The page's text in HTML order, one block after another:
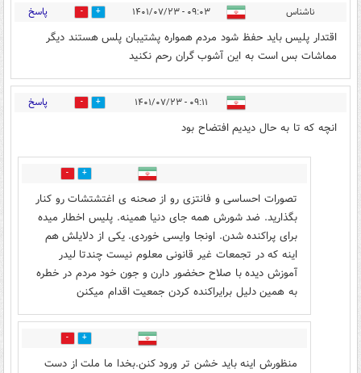
ناشناس ۰۹:۰۳ - ۱۴۰۱/۰۷/۲۳ 22 پاسخ
اقتدار پلیس باید حفظ شود مردم همواره پشتیبان پلس هستند دیگر
مماشات بس است به این آشوب گران رحم نکنید
۰۹:۱۱ - ۱۴۰۱/۰۷/۲۳ 20 پاسخ
انچه که تا به حال دیدیم افتضاح بود
12
تصورات احساسی و فانتزی رو از صحنه ی اغتشتشات رو کنار
بگذارید. ضد شورش همه جای دنیا همینه. پلیس اخطار میده
برای پراکنده شدن. اونجا وایسی خوردی. یکی از دلایلش هم
اینه که در تجمعات غیر قانونی معلوم نیست چندتا لیدر
آموزش دیده با صلاح حخضور دارن و جون خود مردم در خطره
به همین دلیل برایراکنده کردن جمعیت اقدام میکنن
0
منظورش اینه باید خشن تر ورود کنن.بخدا ما ملت از دست